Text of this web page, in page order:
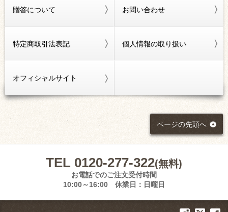
贈答について お問い合わせ
特定商取引法表記 個人情報の取り扱い
オフィシャルサイト
ページの先頭へ
TEL 0120-277-322(無料)
お電話でのご注文受付時間
10:00～16:00 休業日：日曜日